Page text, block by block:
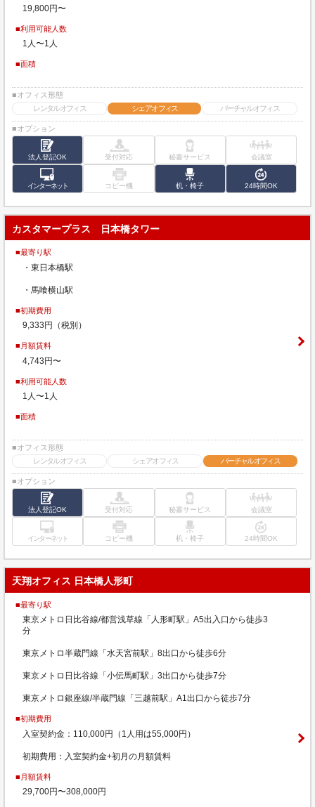
19,800円〜
■利用可能人数
1人〜1人
■面積
■オフィス形態
レンタルオフィス
シェアオフィス バーチャルオフィス
■オプション
法人登記OK 受付対応 秘書サービス 会議室
インターネット コピー機 机・椅子 24時間OK
カスタマープラス 日本橋タワー
■最寄り駅
・東日本橋駅
・馬喰横⼭駅
■初期費用
9,333円（税別）
■月額賃料
4,743円〜
■利用可能人数
1人〜1人
■面積
■オフィス形態
レンタルオフィス
シェアオフィス バーチャルオフィス
■オプション
法人登記OK 受付対応 秘書サービス 会議室
インターネット コピー機 机・椅子 24時間OK
天翔オフィス 日本橋人形町
■最寄り駅
東京メトロ日比谷線/都営浅草線「人形町駅」A5出入口から徒歩3
分
東京メトロ半蔵門線「水天宮前駅」8出口から徒歩6分
東京メトロ日比谷線「小伝馬町駅」3出口から徒歩7分
東京メトロ銀座線/半蔵門線「三越前駅」A1出口から徒歩7分
■初期費用
入室契約金：110,000円（1人用は55,000円）
初期費用：入室契約金+初月の月額賃料
■月額賃料
29,700円〜308,000円